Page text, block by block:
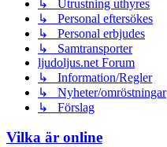
↳ Utrustning uthyres
↳ Personal eftersökes
↳ Personal erbjudes
↳ Samtransporter
ljudoljus.net Forum
↳ Information/Regler
↳ Nyheter/omröstningar
↳ Förslag
Vilka är online